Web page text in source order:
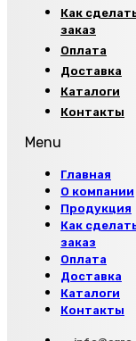
Как
заказ
Оплата
Доставка
Каталоги
Контакты
Menu
Главная
О компании
Продукция
Как
заказ
Оплата
Доставка
Каталоги
Контакты